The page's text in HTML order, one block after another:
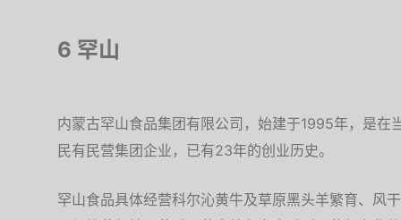
6 罕山
内蒙古罕山食品集团有限公司，始建于1995年，是在
民有民营集团企业，已有23年的创业历史。
罕山食品具体经营科尔沁黄牛及草原黑头羊繁育、风